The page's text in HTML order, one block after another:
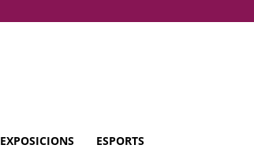
EXPOSICIONS ESPORTS